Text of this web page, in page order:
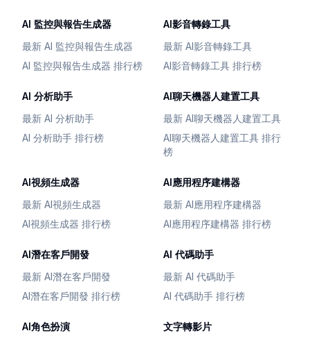
AI 監控與報告生成器
最新 AI 監控與報告生成器
AI 監控與報告生成器 排行榜
AI影音轉錄工具
最新 AI影音轉錄工具
AI影音轉錄工具 排行榜
AI 分析助手
最新 AI 分析助手
AI 分析助手 排行榜
AI聊天機器人建置工具
最新 AI聊天機器人建置工具
AI聊天機器人建置工具 排行
榜
AI視頻生成器
最新 AI視頻生成器
AI視頻生成器 排行榜
AI應用程序建構器
最新 AI應用程序建構器
AI應用程序建構器 排行榜
AI潛在客戶開發
最新 AI潛在客戶開發
AI潛在客戶開發 排行榜
AI 代碼助手
最新 AI 代碼助手
AI 代碼助手 排行榜
AI角色扮演
文字轉影片